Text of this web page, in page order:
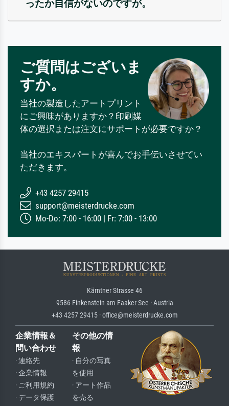
ったか自信がないのですが。
ご質問はございま
すか。
当社の製造したアートプリント
にご興味がありますか？印刷媒
体の選択または注文にサポートが必要ですか？
当社のエキスパートが喜んでお手伝いさせてい
ただきます。
+43 4257 29415
support@meisterdrucke.com
Mo-Do: 7:00 - 16:00 | Fr: 7:00 - 13:00
Kärntner Strasse 46
9586 Finkenstein am Faaker See · Austria
+43 4257 29415 · office@meisterdrucke.com
企業情報＆
問い合わせ
· 連絡先
· 企業情報
· ご利用規約
· データ保護
その他の情
報
· 自分の写真
を使用
· アート作品
を売る